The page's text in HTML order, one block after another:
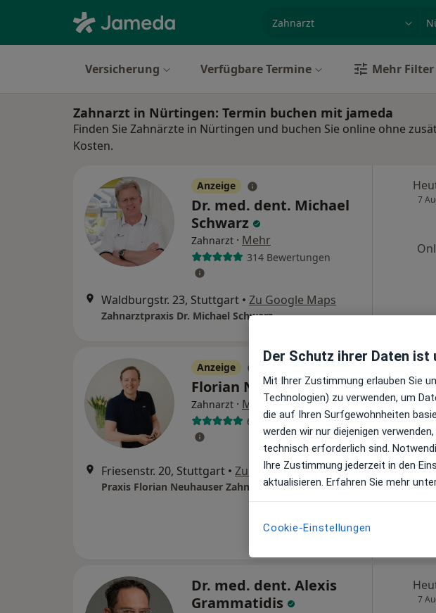
Versicherung Verfügbare Termine Mehr Filter
Zahnarzt in Nürtingen: Termin buchen mit jameda
Finden Sie Zahnärzte in Nürtingen und buchen Sie online ohne
Kosten.
Anzeige
Dr. med. dent. Michael
Schwarz
Zahnarzt · Mehr
314 Bewertungen
Waldburgstr. 23, Stuttgart • Zu Google Maps
Zahnarztpraxis Dr. Michael Schwarz
7
Anzeige
Florian Neuhauser
Zahnarzt · Mehr
60 Bewertungen
Friesenstr. 20, Stuttgart • Zu Google Maps
Praxis Florian Neuhauser Zahnarzt
7
Dr. med. dent. Alexis
Grammatidis
7
Der Schutz ihrer Daten ist
Mit Ihrer Zustimmung erlauben Sie
Technologien) zu verwenden, um
die auf Ihren Surfgewohnheiten
werden wir nur diejenigen
technisch erforderlich sind.
Ihre Zustimmung jederzeit in den
aktualisieren. Erfahren Sie mehr
Cookie-Einstellungen